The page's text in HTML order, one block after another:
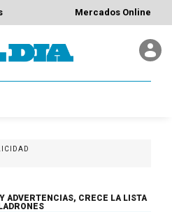
Mercados Online
ADVERTENCIAS, CRECE LA LISTA